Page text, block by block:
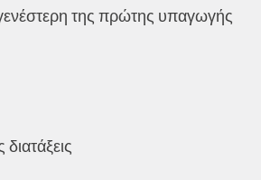
της πρώτης υπαγωγής